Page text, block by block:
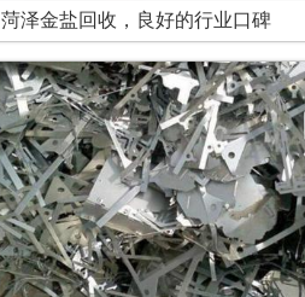
菏泽金盐回收，良好的行业口碑